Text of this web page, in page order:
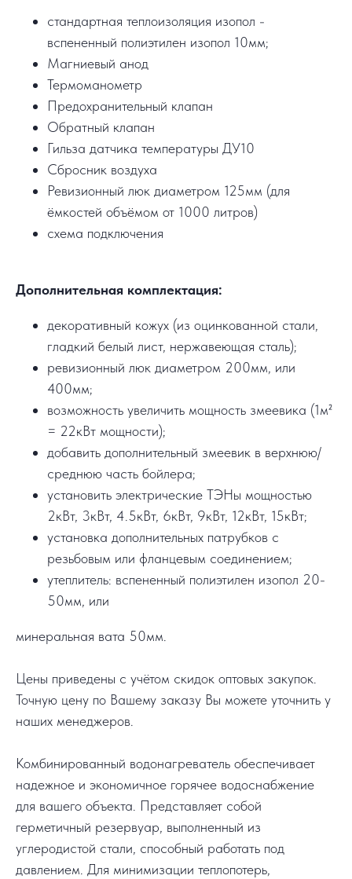
стандартная теплоизоляция изопол -
вспененный полиэтилен изопол 10мм;
Магниевый анод
Термоманометр
Предохранительный клапан
Обратный клапан
Гильза датчика температуры ДУ10
Сбросник воздуха
Ревизионный люк диаметром 125мм (для
ёмкостей объёмом от 1000 литров)
схема подключения
Дополнительная комплектация:
декоративный кожух (из оцинкованной стали,
гладкий белый лист, нержавеющая сталь);
ревизионный люк диаметром 200мм, или
400мм;
возможность увеличить мощность змеевика (1м²
= 22кВт мощности);
добавить дополнительный змеевик в верхнюю/
среднюю часть бойлера;
установить электрические ТЭНы мощностью
2кВт, 3кВт, 4.5кВт, 6кВт, 9кВт, 12кВт, 15кВт;
установка дополнительных патрубков с
резьбовым или фланцевым соединением;
утеплитель: вспененный полиэтилен изопол 20-
50мм, или
минеральная вата 50мм.
Цены приведены с учётом скидок оптовых закупок.
Точную цену по Вашему заказу Вы можете уточнить у
наших менеджеров.
Комбинированный водонагреватель обеспечивает
надежное и экономичное горячее водоснабжение
для вашего объекта. Представляет собой
герметичный резервуар, выполненный из
углеродистой стали, способный работать под
давлением. Для минимизации теплопотерь,